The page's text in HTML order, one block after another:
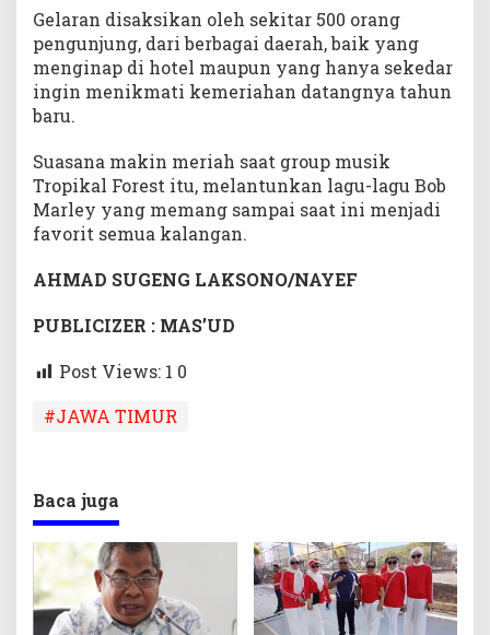
Gelaran disaksikan oleh sekitar 500 orang
pengunjung, dari berbagai daerah, baik yang
menginap di hotel maupun yang hanya sekedar
ingin menikmati kemeriahan datangnya tahun
baru.
Suasana makin meriah saat group musik
Tropikal Forest itu, melantunkan lagu-lagu Bob
Marley yang memang sampai saat ini menjadi
favorit semua kalangan.
AHMAD SUGENG LAKSONO/NAYEF
PUBLICIZER : MAS’UD
Post Views: 1 0
#JAWA TIMUR
Baca juga